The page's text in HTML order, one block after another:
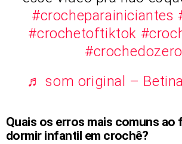
#crocheparainiciantes
#crochetoftiktok
#crochedozero
♬ som original –
Quais os erros mais comuns ao
dormir infantil em crochê?